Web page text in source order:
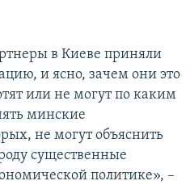
в Киеве приняли
и ясно, зачем они это
или не могут по каким
минские
не могут объяснить
существенные
политике», –